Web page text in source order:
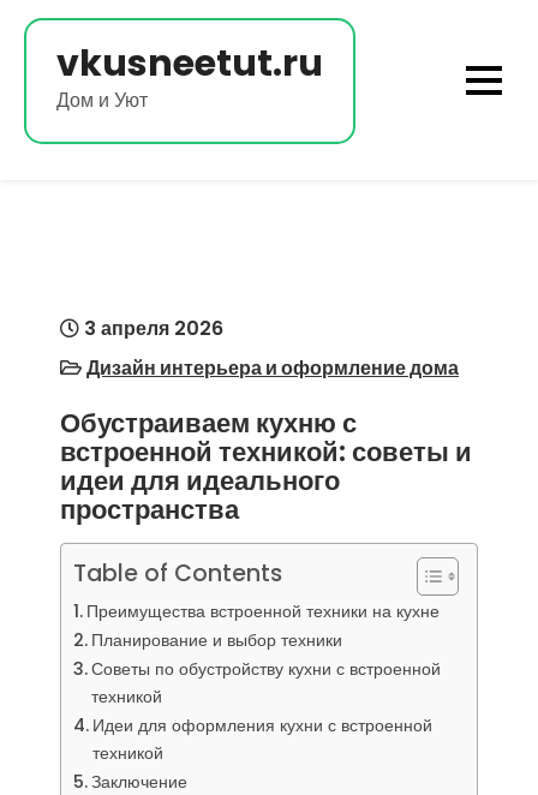
Перейти
содержимому
vkusneetut.ru
Дом и Уют
3 апреля 2026
Дизайн интерьера и оформление дома
Обустраиваем кухню с
встроенной техникой: советы и
идеи для идеального
пространства
Table of Contents
Преимущества встроенной техники на кухне
Планирование и выбор техники
Советы по обустройству кухни с встроенной
техникой
Идеи для оформления кухни с встроенной
техникой
Заключение